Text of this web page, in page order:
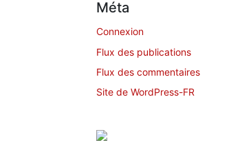
Méta
Connexion
Flux des publications
Flux des commentaires
Site de WordPress-FR